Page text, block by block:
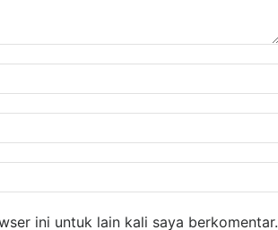
ini untuk lain kali saya berkomentar.